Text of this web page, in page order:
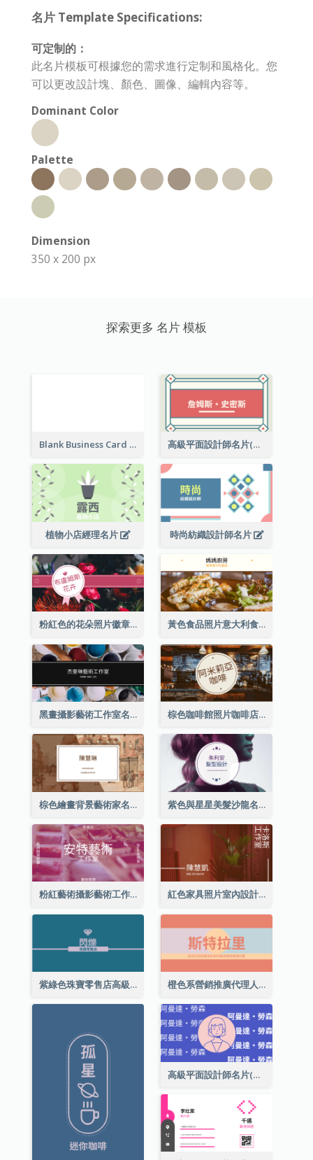
名片 Template Specifications:
可定制的：
此名片模板可根據您的需求進行定制和風格化。您
可以更改設計塊、顏色、圖像、編輯內容等。
Dominant Color
Palette
Dimension
350 x 200 px
探索更多 名片 模板
Blank Business Card 高級平面設計師名片(附工作室地址)
植物小店經理名片 時尚紡織設計師名片
粉紅色的花朵照片徽章花店名片 黃色食品照片意大利食品名片
黑畫攝影藝術工作室名片 棕色咖啡館照片咖啡店名片
棕色繪畫背景藝術家名片 紫色與星星美髮沙龍名片
粉紅藝術攝影藝術工作室名片 紅色家具照片室內設計名片
紫綠色珠寶零售店高級總監名片 橙色系營銷推廣代理人名片
高級平面設計師名片(附自畫像)